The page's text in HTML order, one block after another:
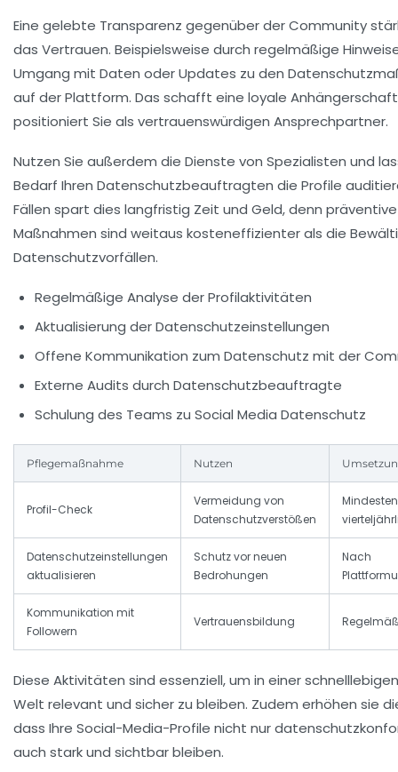
Eine gelebte Transparenz gegenüber der Community
das Vertrauen. Beispielsweise durch regelmäßige
Umgang mit Daten oder Updates zu den
auf der Plattform. Das schafft eine loyale
positioniert Sie als vertrauenswürdigen Ansprechpartner.
Nutzen Sie außerdem die Dienste von Spezialisten und
Bedarf Ihren Datenschutzbeauftragten die Profile
Fällen spart dies langfristig Zeit und Geld, denn präventive
Maßnahmen sind weitaus kosteneffizienter als die
Datenschutzvorfällen.
Regelmäßige Analyse der Profilaktivitäten
Aktualisierung der Datenschutzeinstellungen
Offene Kommunikation zum Datenschutz mit der
Externe Audits durch Datenschutzbeauftragte
Schulung des Teams zu Social Media Datenschutz
Pflegemaßnahme Nutzen
Profil-Check
Vermeidung von
Datenschutzverstößen
Datenschutzeinstellungen
aktualisieren
Schutz vor neuen
Bedrohungen
Nach
Kommunikation mit
Followern
Vertrauensbildung
Diese Aktivitäten sind essenziell, um in einer
Welt relevant und sicher zu bleiben. Zudem erhöhen sie
dass Ihre Social-Media-Profile nicht nur
auch stark und sichtbar bleiben.